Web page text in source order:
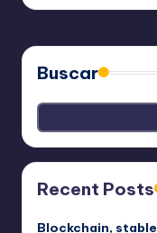
Buscar
Recent Posts
Blockchain,